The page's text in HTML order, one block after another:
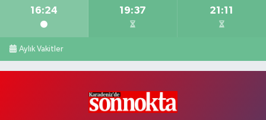
16:24 19:37 21:11
Aylık Vakitler